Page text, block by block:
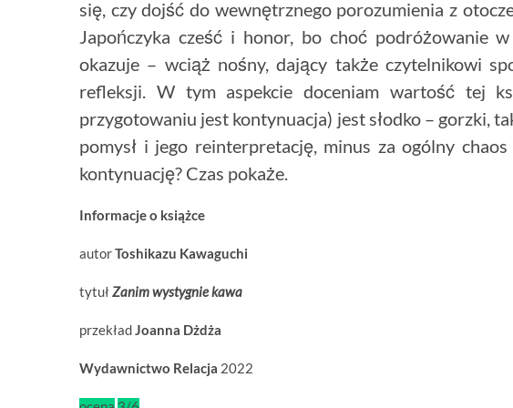
się, czy dojść do wewnętrznego porozumienia z
Japończyka cześć i honor, bo choć podróżowanie
okazuje – wciąż nośny, dający także czytelnikowi
refleksji. W tym aspekcie doceniam wartość tej
przygotowaniu jest kontynuacja) jest słodko – gorzki,
pomysł i jego reinterpretację, minus za ogólny
kontynuację? Czas pokaże.
Informacje o książce
autorToshikazu Kawaguchi
tytuł Zanim wystygnie kawa
przekład Joanna Dżdża
Wydawnictwo Relacja 2022